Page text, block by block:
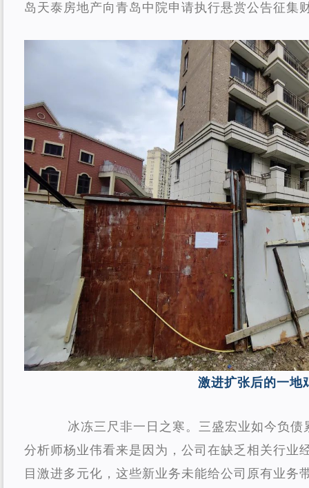
岛天泰房地产向青岛中院申请执行悬赏公告征集
激进扩张后的一地
冰冻三尺非一日之寒。三盛宏业如今负
分析师杨业伟看来是因为，公司在缺乏相关行业
目激进多元化，这些新业务未能给公司原有业务